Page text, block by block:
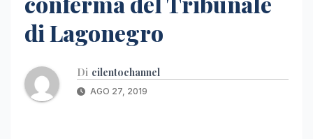
di Lagonegro
Di cilentochannel
AGO 27, 2019